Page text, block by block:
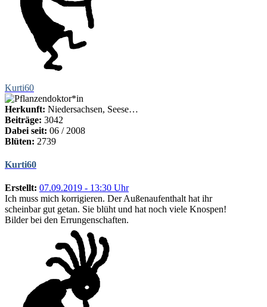
Kurti60
Herkunft: Niedersachsen, Seese…
Beiträge: 3042
Dabei seit: 06 / 2008
Blüten: 2739
Kurti60
Erstellt: 07.09.2019 - 13:30 Uhr
Ich muss mich korrigieren. Der Außenaufenthalt hat ihr
scheinbar gut getan. Sie blüht und hat noch viele Knospen!
Bilder bei den Errungenschaften.